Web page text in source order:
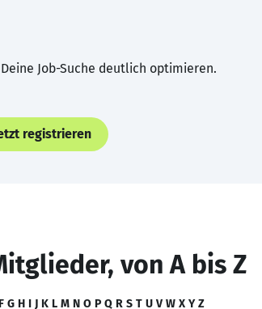
Job-Suche deutlich optimieren.
registrieren
von A bis Z
F G H I J K L M N O P Q R S T U V W X Y Z